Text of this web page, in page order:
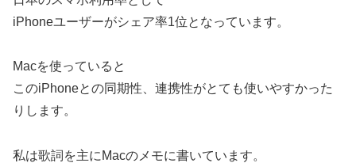
iPhoneユーザーがシェア率1位となっています。
Macを使っていると
このiPhoneとの同期性、連携性がとても使いやすかった
りします。
私は歌詞を主にMacのメモに書いています。